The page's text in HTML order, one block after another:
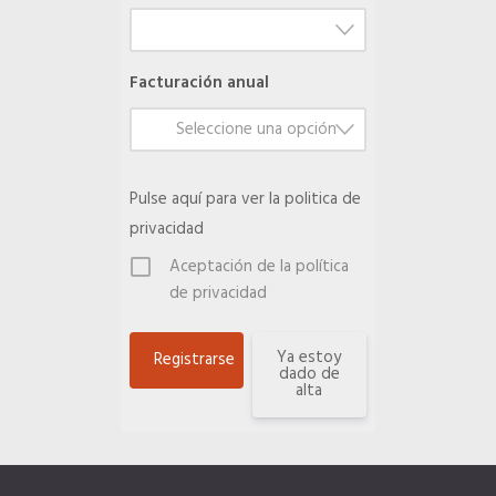
Facturación anual
Seleccione una opción
Pulse aquípara ver la politica de
privacidad
Aceptación de la política
de privacidad
Ya estoy
dado de
alta